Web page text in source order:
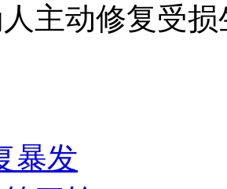
主动修复受